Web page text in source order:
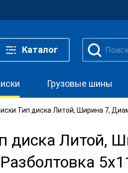
Каталог
Грузовые шины
Тип диска Литой, Ширина 7,
диска Литой,